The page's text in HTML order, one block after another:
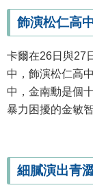
飾演松仁高
卡爾在26日與27
中，飾演松仁高
中，金南勳是個
暴力困擾的金敏
細膩演出青